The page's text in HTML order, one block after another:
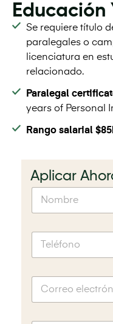
Educación
Se requiere título
paralegales o
licenciatura en
relacionado.
Paralegal
years of Personal
Rango salarial
Aplicar
*
í
í
m
l
r